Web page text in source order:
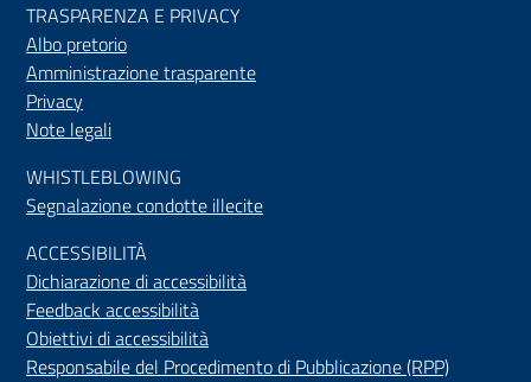
TRASPARENZA E PRIVACY
Albo pretorio
Amministrazione trasparente
Privacy
Note legali
WHISTLEBLOWING
Segnalazione condotte illecite
ACCESSIBILITÀ
Dichiarazione di accessibilità
Feedback accessibilità
Obiettivi di accessibilità
Responsabile del Procedimento di Pubblicazione (RPP)